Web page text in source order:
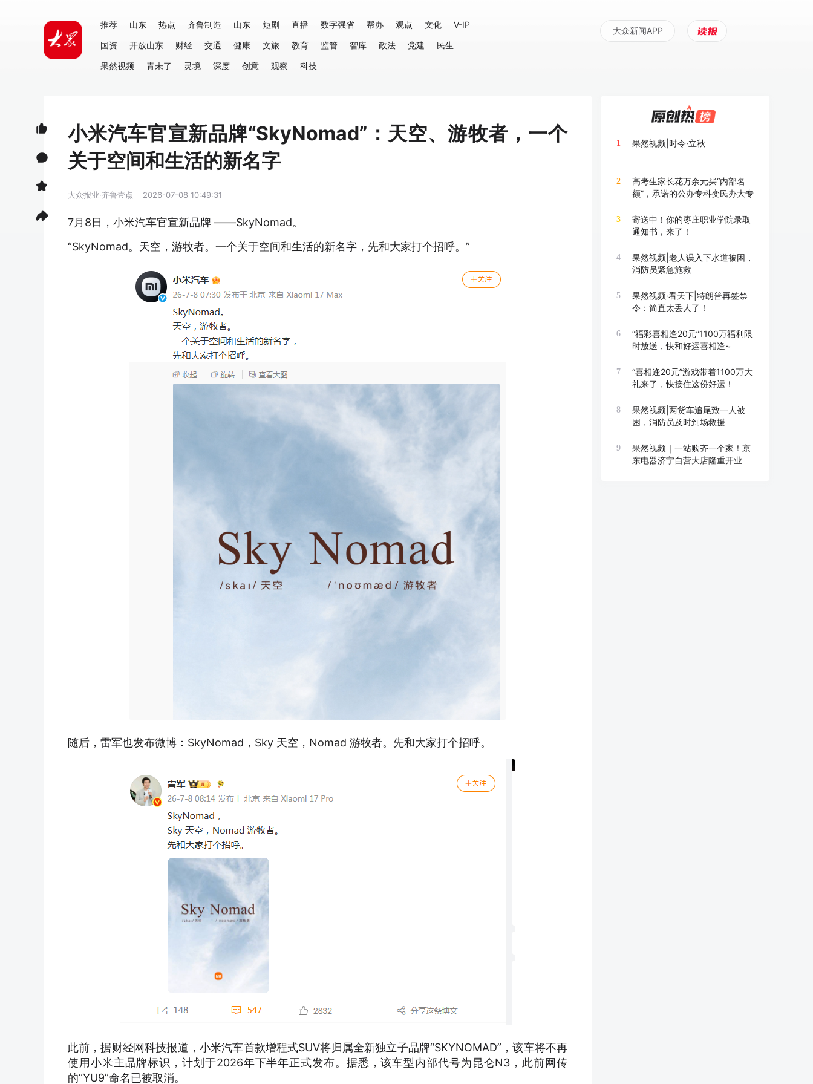
推荐 山东 热点 齐鲁制造 山东 短剧 直播 数字强省 帮办 观点 文化
V-IP
国资
开放山东 财经 交通 健康 文旅 教育 监管 智库 政法 党建
民生
果然视频
青未了 灵境 深度 创意 观察 科技
大众新闻APP
小米汽车官宣新品牌“SkyNomad”：天空、游牧者，一个
关于空间和生活的新名字
大众报业·齐鲁壹点 2026-07-08 10:49:31
7月8日，小米汽车官宣新品牌 ——SkyNomad。
“SkyNomad。天空，游牧者。一个关于空间和生活的新名字，先和大家打个招呼。”
随后，雷军也发布微博：SkyNomad，Sky 天空，Nomad 游牧者。先和大家打个招呼。
此前，据财经网科技报道，小米汽车首款增程式SUV将归属全新独立子品牌“SKYNOMAD”，该车将不再
使用小米主品牌标识，计划于2026年下半年正式发布。据悉，该车型内部代号为昆仑N3，此前网传
的“YU9”命名已被取消。
1 果然视频|时令·立秋
2
高考生家长花万余元买“内部名
额”，承诺的公办专科变民办大专
3
寄送中！你的枣庄职业学院录取
通知书，来了！
4
果然视频|老人误入下水道被困，
消防员紧急施救
5
果然视频·看天下|特朗普再签禁
令：简直太丢人了！
6
“福彩喜相逢20元”1100万福利限
时放送，快和好运喜相逢~
7
“喜相逢20元”游戏带着1100万大
礼来了，快接住这份好运！
8
果然视频|两货车追尾致一人被
困，消防员及时到场救援
9
果然视频｜一站购齐一个家！京
东电器济宁自营大店隆重开业